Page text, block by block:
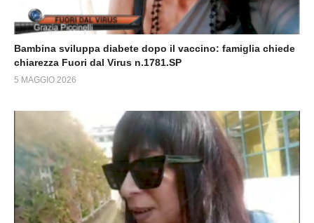
Bambina sviluppa diabete dopo il vaccino: famiglia chiede
chiarezza Fuori dal Virus n.1781.SP
5 MAGGIO 2026